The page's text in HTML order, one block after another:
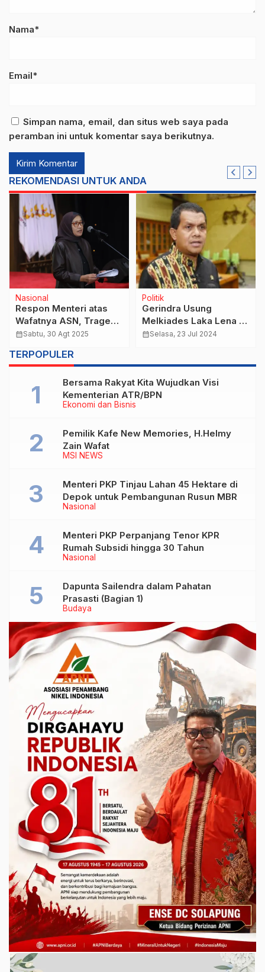
Nama*
Email*
Simpan nama, email, dan situs web saya pada
peramban ini untuk komentar saya berikutnya.
REKOMENDASI UNTUK ANDA
Nasional
Respon Menteri atas
Wafatnya ASN, Tragedi
Pembakaran Gedung
calendar_monthSabtu, 30 Agt 2025
Politik
Gerindra Usung
Melkiades Laka Lena di
Pilgub NTT, Ini 18 Cagub
calendar_monthSelasa, 23 Jul 2024
TERPOPULER
Ekonomi dan Bisnis
Bersama Rakyat Kita Wujudkan Visi
Kementerian ATR/BPN
MSI NEWS
Pemilik Kafe New Memories, H.Helmy
Zain Wafat
Nasional
Menteri PKP Tinjau Lahan 45 Hektare di
Depok untuk Pembangunan Rusun MBR
Nasional
Menteri PKP Perpanjang Tenor KPR
Rumah Subsidi hingga 30 Tahun
Budaya
Dapunta Sailendra dalam Pahatan
Prasasti (Bagian 1)